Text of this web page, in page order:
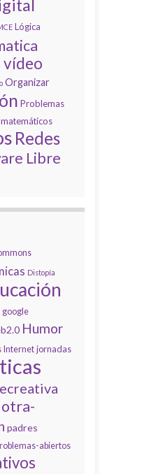
Lógica
vídeo
Organizar
Problemas
Redes
Libre
Distopía
google
Humor
Internet jornadas
otra-
padres
abiertos